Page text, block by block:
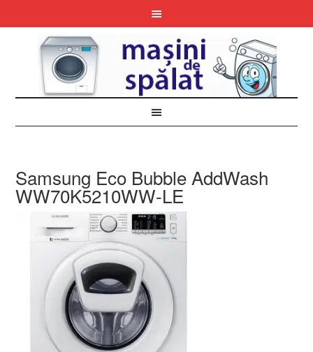
Samsung Eco Bubble AddWash
WW70K5210WW-LE